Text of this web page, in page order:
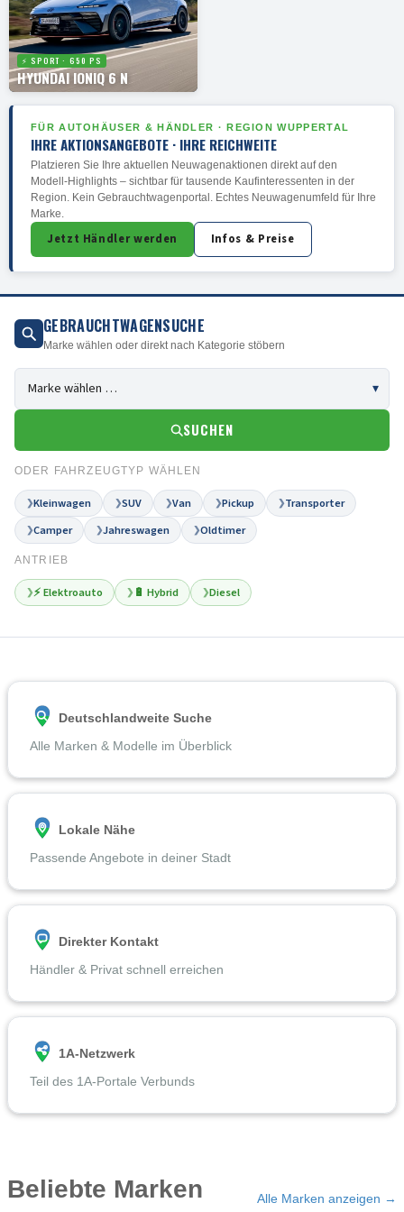
⚡ SPORT · 650 PS
HYUNDAI IONIQ 6 N
FÜR AUTOHÄUSER & HÄNDLER · REGION WUPPERTAL
IHRE AKTIONSANGEBOTE · IHRE REICHWEITE
Platzieren Sie Ihre aktuellen Neuwagenaktionen direkt auf den
Modell-Highlights – sichtbar für tausende Kaufinteressenten in der
Region. Kein Gebrauchtwagenportal. Echtes Neuwagenumfeld für Ihre
Marke.
Jetzt Händler werden Infos & Preise
GEBRAUCHTWAGENSUCHE
Marke wählen oder direkt nach Kategorie stöbern
SUCHEN
ODER FAHRZEUGTYP WÄHLEN
❯Kleinwagen ❯SUV ❯Van ❯Pickup ❯Transporter
❯Camper ❯Jahreswagen ❯Oldtimer
ANTRIEB
❯⚡ Elektroauto ❯ 🔋 Hybrid ❯Diesel
Deutschlandweite Suche
Alle Marken & Modelle im Überblick
Lokale Nähe
Passende Angebote in deiner Stadt
Direkter Kontakt
Händler & Privat schnell erreichen
1A-Netzwerk
Teil des 1A-Portale Verbunds
Beliebte Marken Alle Marken anzeigen →